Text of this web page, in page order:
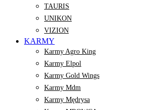
TAURIS
UNIKON
VIZION
KARMY
Karmy Agro King
Karmy Elpol
Karmy Gold Wings
Karmy Mdm
Karmy Mędrysa